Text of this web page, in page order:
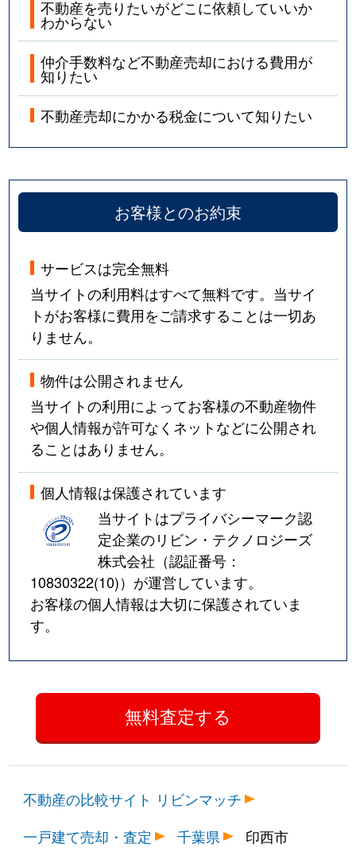
不動産を売りたいがどこに依頼していいか
わからない
仲介手数料など不動産売却における費用が
知りたい
不動産売却にかかる税金について知りたい
お客様とのお約束
サービスは完全無料
当サイトの利用料はすべて無料です。当サイ
トがお客様に費用をご請求することは一切あ
りません。
物件は公開されません
当サイトの利用によってお客様の不動産物件
や個人情報が許可なくネットなどに公開され
ることはありません。
個人情報は保護されています
当サイトはプライバシーマーク認
定企業のリビン・テクノロジーズ
株式会社（認証番号：
10830322(10)）が運営しています。
お客様の個人情報は大切に保護されていま
す。
不動産の比較サイト リビンマッチ
一戸建て売却・査定
千葉県 印西市